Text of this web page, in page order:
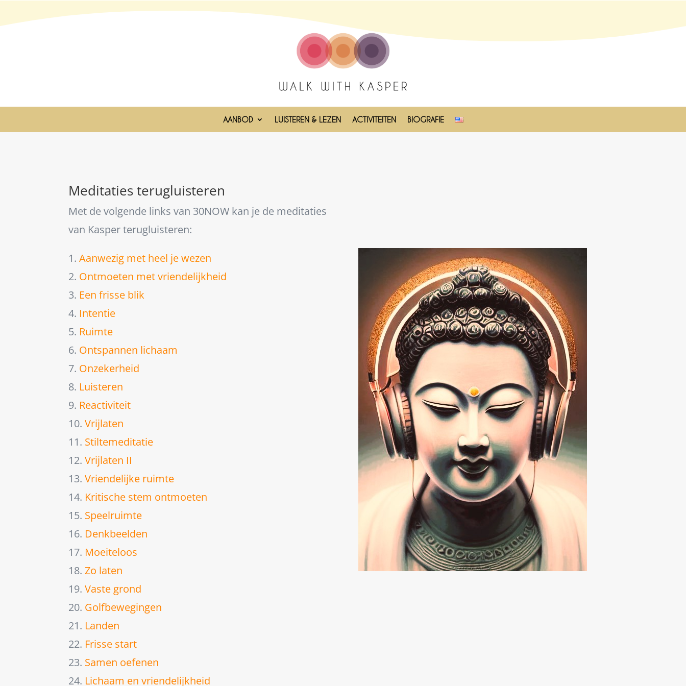
AANBOD LUISTEREN & LEZEN ACTIVITEITEN BIOGRAFIE
Meditaties terugluisteren
Met de volgende links van 30NOW kan je de meditaties
van Kasper terugluisteren:
1.Aanwezig met heel je wezen
2. Ontmoeten met vriendelijkheid
3. Een frisse blik
4. Intentie
5. Ruimte
6. Ontspannen lichaam
7. Onzekerheid
8. Luisteren
9. Reactiviteit
10.Vrijlaten
11. Stiltemeditatie
12. Vrijlaten II
13. Vriendelijke ruimte
14. Kritische stem ontmoeten
15. Speelruimte
16. Denkbeelden
17. Moeiteloos
18. Zo laten
19. Vaste grond
20. Golfbewegingen
21. Landen
22. Frisse start
23. Samen oefenen
24. Lichaam en vriendelijkheid